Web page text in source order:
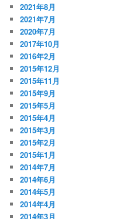
2021年8月
2021年7月
2020年7月
2017年10月
2016年2月
2015年12月
2015年11月
2015年9月
2015年5月
2015年4月
2015年3月
2015年2月
2015年1月
2014年7月
2014年6月
2014年5月
2014年4月
2014年3月